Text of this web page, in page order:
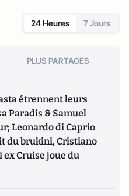
24 Heures 7 Jours
PLUS PARTAGES
étrennent leurs
Paradis & Samuel
Leonardo di Caprio
du brukini, Cristiano
Cruise joue du